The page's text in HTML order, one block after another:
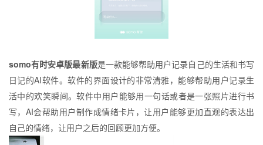
somo有时安卓版最新版是一款能够帮助用户记录自己的生活和书写
日记的AI软件。软件的界面设计的非常清雅，能够帮助用户记录生
活中的欢笑瞬间。软件中用户能够用一句话或者是一张照片进行书
写，AI会帮助用户制作成情绪卡片，让用户能够更加直观的表达出
自己的情绪，让用户之后的回顾更加方便。